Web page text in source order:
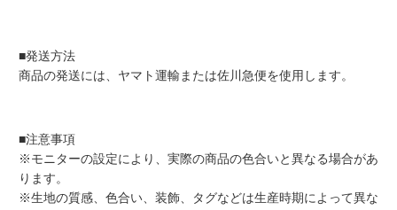
■発送方法
商品の発送には、ヤマト運輸または佐川急便を使用します。
■注意事項
※モニターの設定により、実際の商品の色合いと異なる場合があ
ります。
※生地の質感、色合い、装飾、タグなどは生産時期によって異な